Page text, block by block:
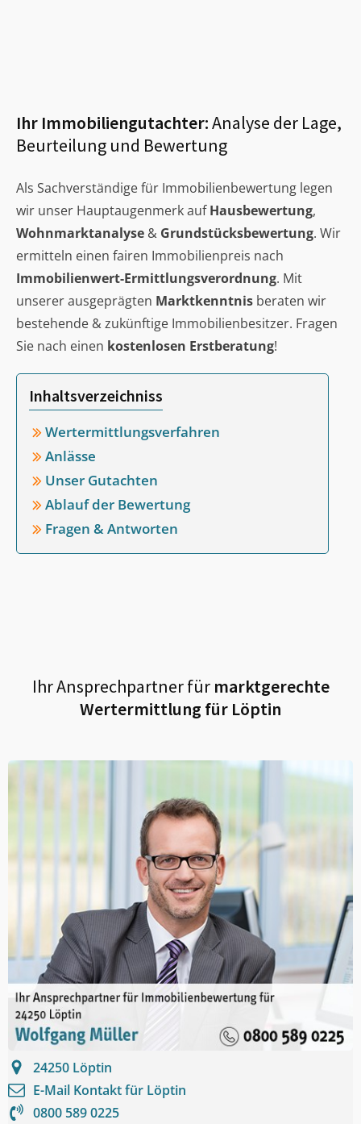
Ihr Immobiliengutachter:Analyse der Lage,
Beurteilung und Bewertung
Als Sachverständige für Immobilienbewertung legen
wir unser Hauptaugenmerk aufHausbewertung,
Wohnmarktanalyse & Grundstücksbewertung. Wir
ermitteln einen fairen Immobilienpreis nach
Immobilienwert-Ermittlungsverordnung. Mit
unserer ausgeprägten Marktkenntnis beraten wir
bestehende & zukünftige Immobilienbesitzer. Fragen
Sie nach einen kostenlosen Erstberatung!
Inhaltsverzeichniss
Wertermittlungsverfahren
Anlässe
Unser Gutachten
Ablauf der Bewertung
Fragen & Antworten
Ihr Ansprechpartner fürmarktgerechte
Wertermittlung für Löptin
24250 Löptin
E-Mail Kontakt für Löptin
0800 589 0225